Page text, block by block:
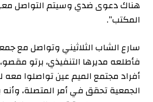
هناك دعوى ضدي وسيتم التواصل
المكتب”.
سارع الشاب الثلاثيني وتواصل مع
فأطلعه مديرها التنفيذي، برتو
أفراد مجتمع الميم عين تواصلوا معه
الجمعية تحقق في أمر المتصلة، وأنه